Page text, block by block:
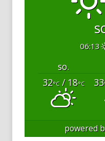
06:13
so.
32°C/ 18°C 33
powered